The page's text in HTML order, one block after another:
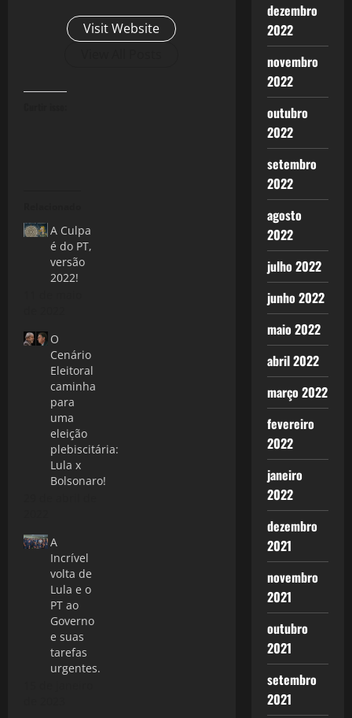
Visit Website
A Culpa
é do PT,
versão
2022!
O
Cenário
Eleitoral
caminha
para
uma
eleição
plebiscitária:
Lula x
Bolsonaro!
A
Incrível
volta de
Lula e o
PT ao
Governo
e suas
tarefas
urgentes.
dezembro
2022
novembro
2022
outubro
2022
setembro
2022
agosto
2022
julho 2022
junho 2022
maio 2022
abril 2022
março 2022
fevereiro
2022
janeiro
2022
dezembro
2021
novembro
2021
outubro
2021
setembro
2021